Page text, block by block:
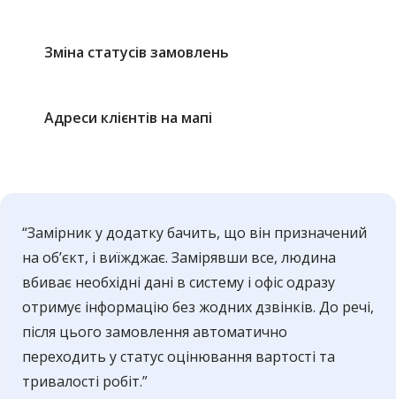
Зміна статусів замовлень
Адреси клієнтів на мапі
“Замірник у додатку бачить, що він призначений
на обʼєкт, і виїжджає. Замірявши все, людина
вбиває необхідні дані в систему і офіс одразу
отримує інформацію без жодних дзвінків. До речі,
після цього замовлення автоматично
переходить у статус оцінювання вартості та
тривалості робіт.”